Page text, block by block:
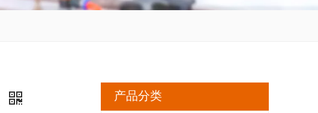
产品分类